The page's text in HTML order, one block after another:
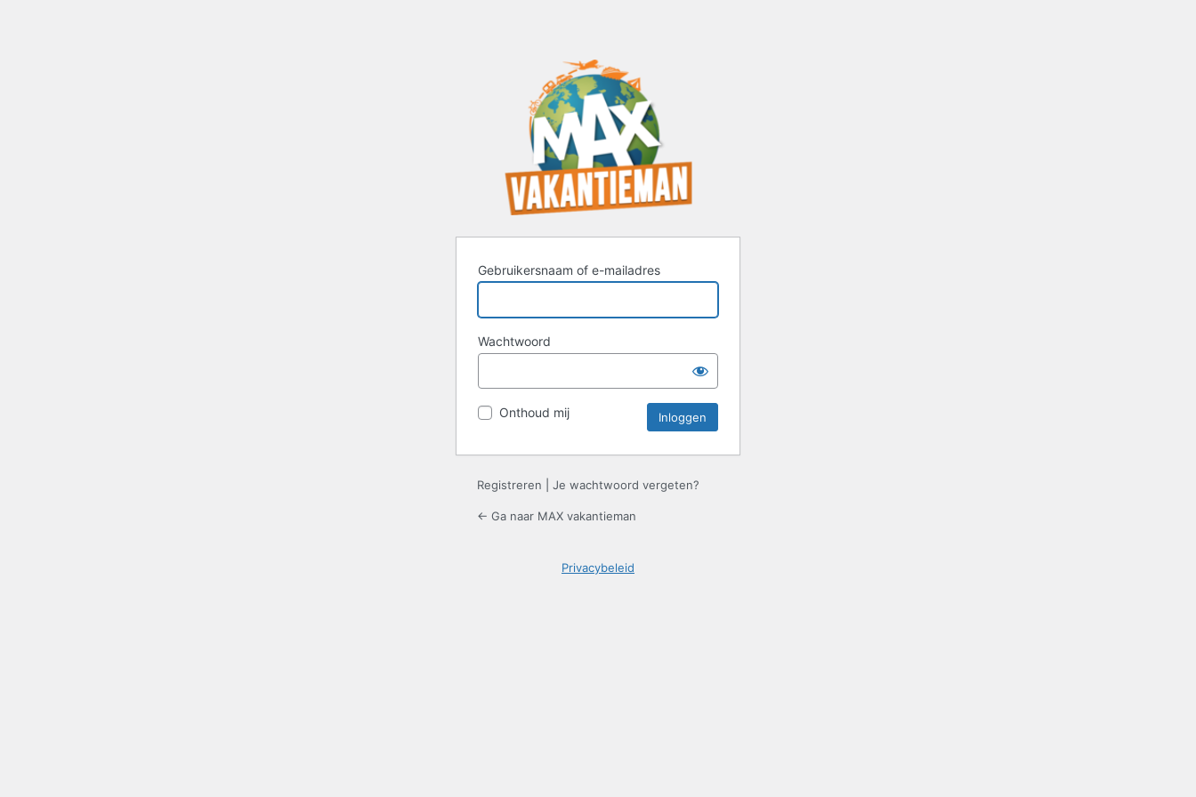
Gebruikersnaam of e-mailadres
Wachtwoord
Onthoud mij
Registreren Je wachtwoord vergeten?
← Ga naar MAX vakantieman
Privacybeleid